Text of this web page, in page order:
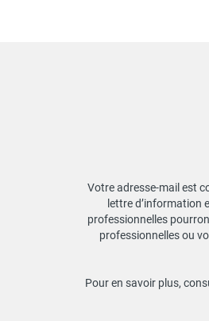
Votre adresse-mail est
lettre d’information
professionnelles
professionnelles ou
Pour en savoir plus,